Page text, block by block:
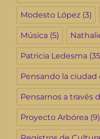
Modesto López (3)
Música (5)
Patricia Ledesma
Pensando la ciudad
Pensarnos a través
Proyecto Arbórea (9)